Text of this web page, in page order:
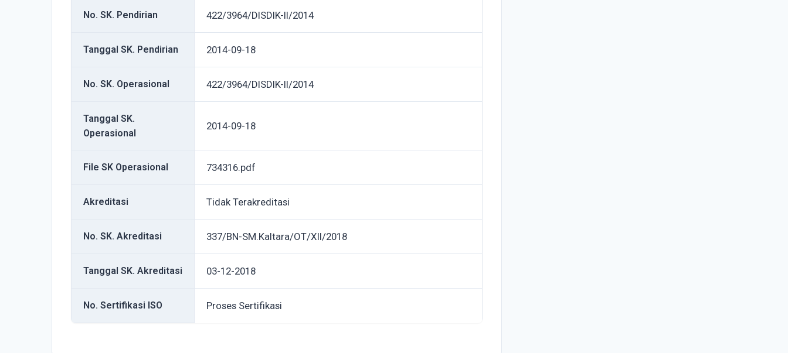
No. SK. Pendirian 422/3964/DISDIK-II/2014
Tanggal SK. Pendirian 2014-09-18
No. SK. Operasional 422/3964/DISDIK-II/2014
Tanggal SK.
Operasional
2014-09-18
File SK Operasional 734316.pdf
Akreditasi Tidak Terakreditasi
No. SK. Akreditasi 337/BN-SM.Kaltara/OT/XII/2018
Tanggal SK. Akreditasi 03-12-2018
No. Sertifikasi ISO Proses Sertifikasi